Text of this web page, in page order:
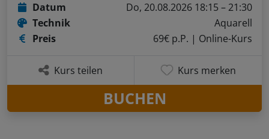
Datum
Do, 20.08.2026 18:15 – 21:30
Technik
Aquarell
Preis
69€ p.P. | Online-Kurs
Kurs teilen Kurs merken
BUCHEN